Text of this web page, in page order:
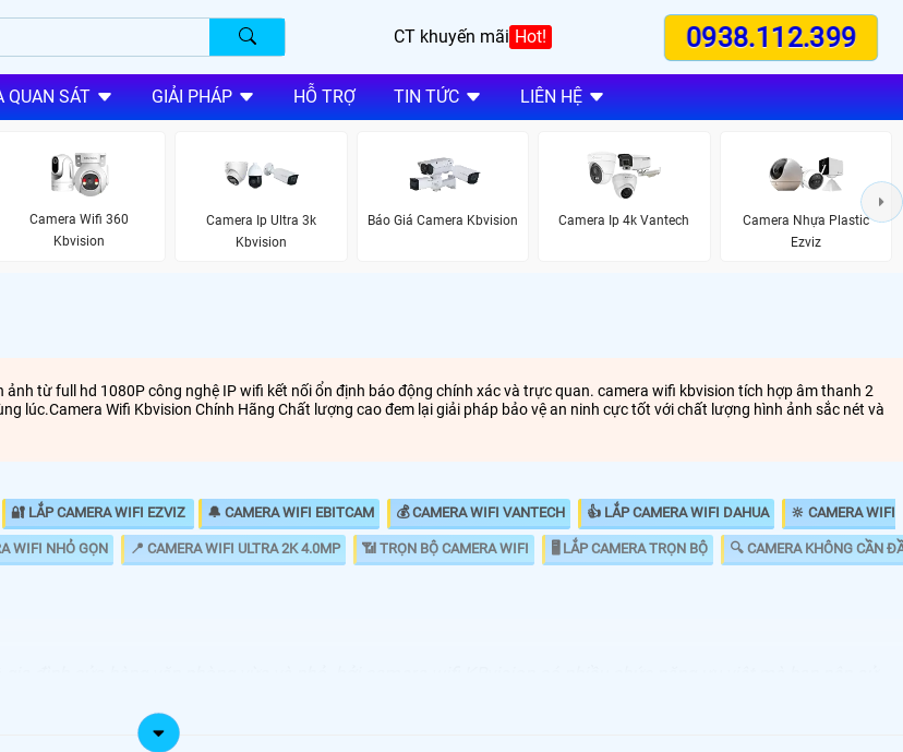
CT khuyến mãi Hot! 0938.112.399
QUAN SÁT GIẢI PHÁP HỖ TRỢ TIN TỨC LIÊN HỆ
Camera Wifi 360
Kbvision
Camera Ip Ultra 3k
Kbvision
Báo Giá Camera Kbvision Camera Ip 4k Vantech
Camera Nhựa Plastic
Ezviz
từ full hd 1080P công nghệ IP wifi kết nối ổn định báo động chính xác và trực quan. camera wifi kbvision tích hợp âm thanh 2
lúc.Camera Wifi Kbvision Chính Hãng Chất lượng cao đem lại giải pháp bảo vệ an ninh cực tốt với chất lượng hình ảnh sắc nét và
🔐 LẮP CAMERA WIFI EZVIZ 🔔 CAMERA WIFI EBITCAM 💰 CAMERA WIFI VANTECH 👍 LẮP CAMERA WIFI DAHUA 🔆 CAMERA WIFI
WIFI NHỎ GỌN 📍 CAMERA WIFI ULTRA 2K 4.0MP 📶 TRỌN BỘ CAMERA WIFI 🖥 LẮP CAMERA TRỌN BỘ 🔍 CAMERA KHÔNG CẦN